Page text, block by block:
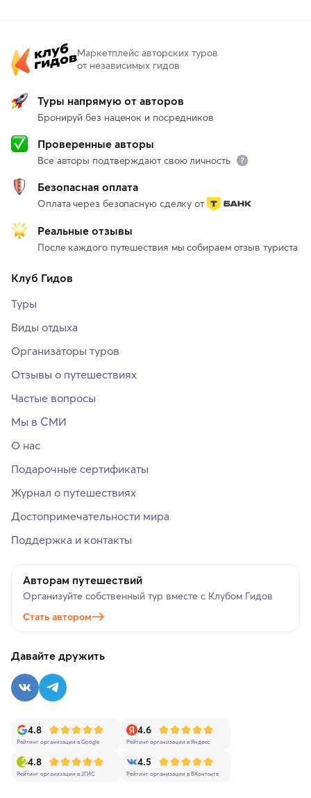
Маркетплейс авторских туров
от независимых гидов
Туры напрямую от авторов
Бронируй без наценок и посредников
Проверенные авторы
Все авторы подтверждают свою личность
Безопасная оплата
Оплата через безопасную сделку от
Реальные отзывы
После каждого путешествия мы собираем отзыв туриста
Клуб Гидов
Туры
Виды отдыха
Организаторы туров
Отзывы о путешествиях
Частые вопросы
Мы в СМИ
О нас
Подарочные сертификаты
Журнал о путешествиях
Достопримечательности мира
Поддержка и контакты
Авторам путешествий
Организуйте собственный тур вместе с Клубом Гидов
Стать автором
Давайте дружить
4.8
Рейтинг организации в Google
4.6
Рейтинг организации в Яндекс
4.8
Рейтинг организации в 2ГИС
4.5
Рейтинг организации в ВКонтакте